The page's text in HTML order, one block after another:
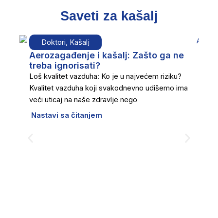
Saveti za kašalj
Doktori, Kašalj
Aerozagađenje i kašalj: Zašto ga ne
treba ignorisati?
Loš kvalitet vazduha: Ko je u najvećem riziku?
Kvalitet vazduha koji svakodnevno udišemo ima
veći uticaj na naše zdravlje nego
Nastavi sa čitanjem